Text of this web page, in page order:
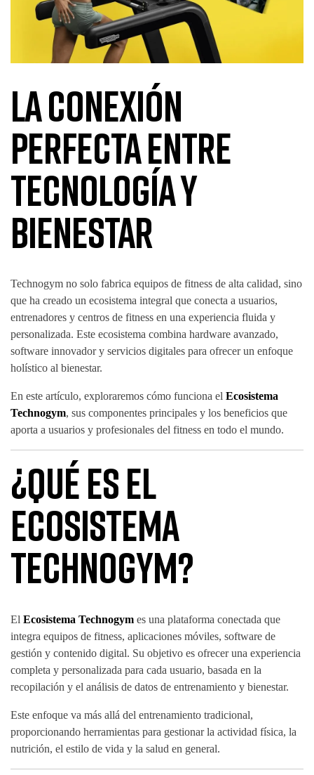
La Conexión
Perfecta entre
Tecnología y
Bienestar
Technogym no solo fabrica equipos de fitness de alta calidad, sino
que ha creado un ecosistema integral que conecta a usuarios,
entrenadores y centros de fitness en una experiencia fluida y
personalizada. Este ecosistema combina hardware avanzado,
software innovador y servicios digitales para ofrecer un enfoque
holístico al bienestar.
En este artículo, exploraremos cómo funciona el Ecosistema
Technogym, sus componentes principales y los beneficios que
aporta a usuarios y profesionales del fitness en todo el mundo.
¿Qué es el
Ecosistema
Technogym?
El Ecosistema Technogym es una plataforma conectada que
integra equipos de fitness, aplicaciones móviles, software de
gestión y contenido digital. Su objetivo es ofrecer una experiencia
completa y personalizada para cada usuario, basada en la
recopilación y el análisis de datos de entrenamiento y bienestar.
Este enfoque va más allá del entrenamiento tradicional,
proporcionando herramientas para gestionar la actividad física, la
nutrición, el estilo de vida y la salud en general.